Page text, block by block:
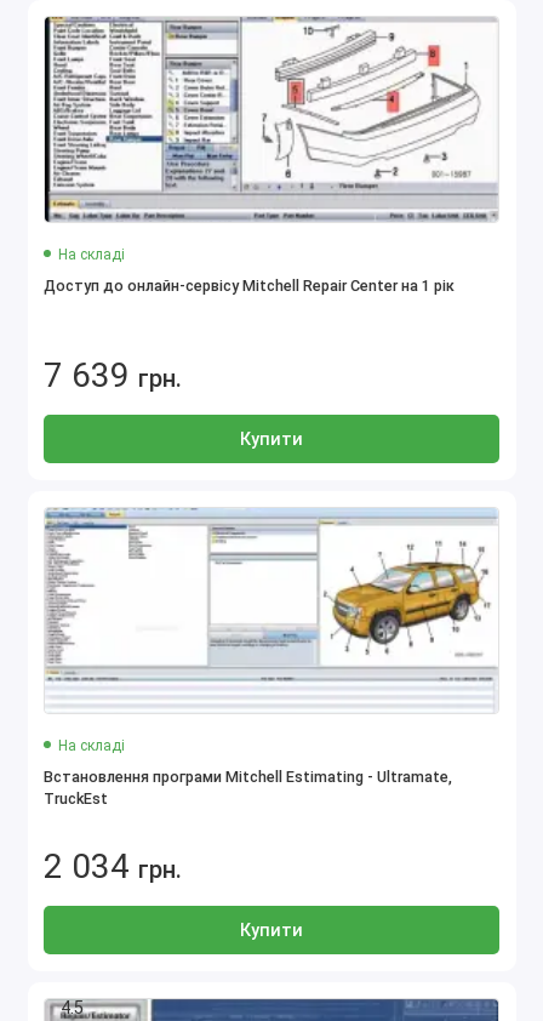
На складі
Доступ до онлайн-сервісу Mitchell Repair Center на 1 рік
7 639 грн.
Купити
На складі
Встановлення програми Mitchell Estimating - Ultramate,
TruckEst
2 034 грн.
Купити
4.5